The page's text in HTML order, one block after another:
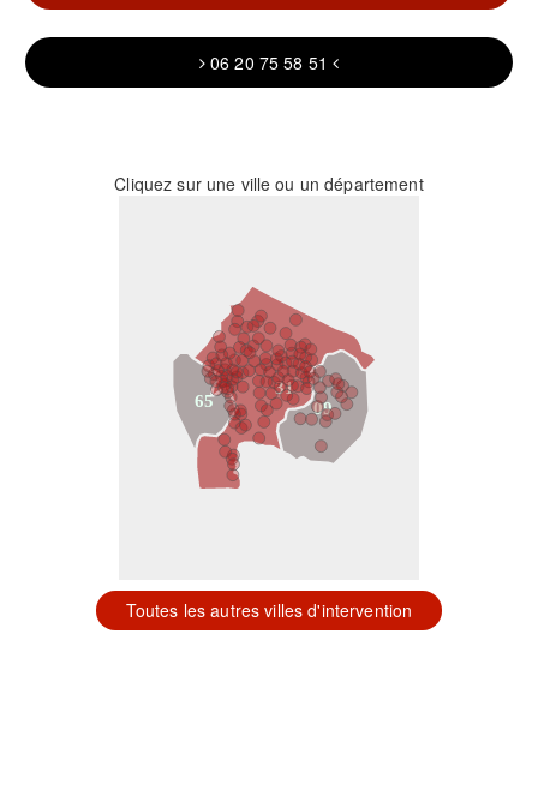
06 20 75 58 51
Cliquez sur une ville ou un département
31
09
65
Toutes les autres villes d'intervention